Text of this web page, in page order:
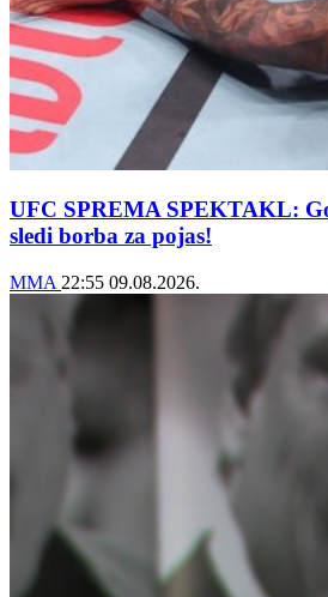
UFC SPREMA SPEKTAKL:
sledi borba za pojas!
MMA 22:55 09.08.2026.